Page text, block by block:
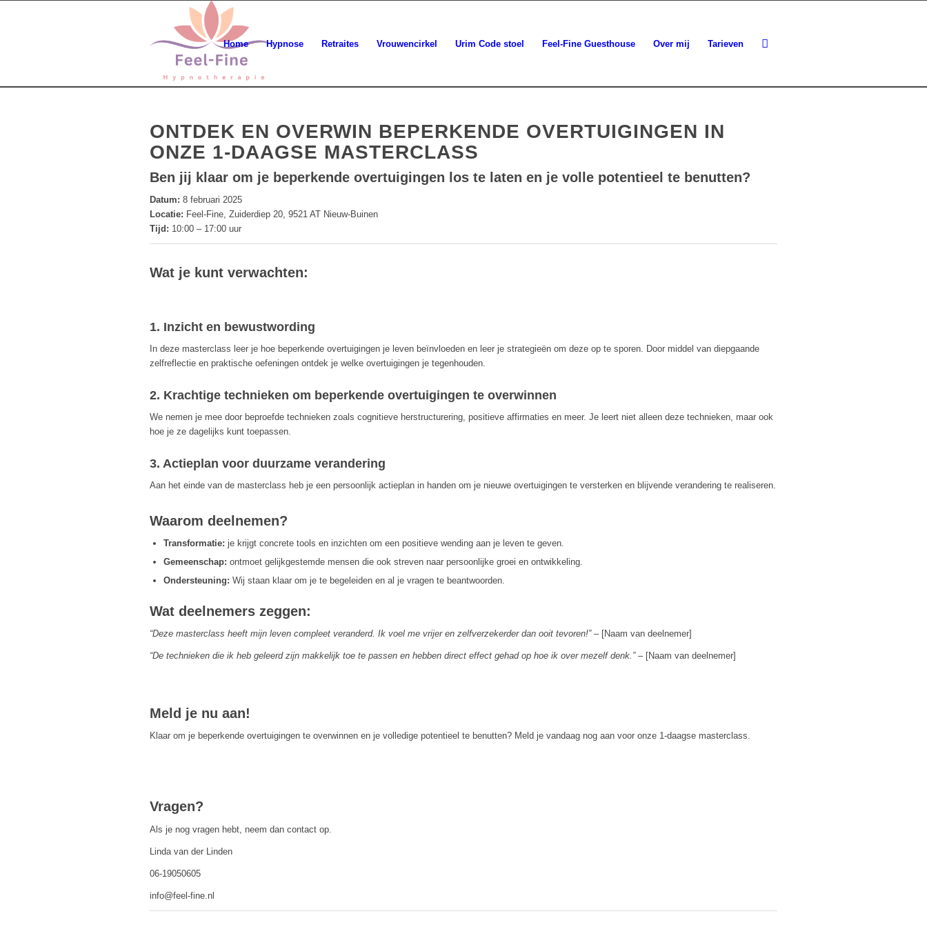
Home Hypnose Retraites Vrouwencirkel Urim Code stoel Feel-Fine Guesthouse Over mij Tarieven
ONTDEK EN OVERWIN BEPERKENDE OVERTUIGINGEN IN
ONZE 1-DAAGSE MASTERCLASS
Ben jij klaar om je beperkende overtuigingen los te laten en je volle potentieel te benutten?
Datum: 8 februari 2025
Locatie: Feel-Fine, Zuiderdiep 20, 9521 AT Nieuw-Buinen
Tijd: 10:00 – 17:00 uur
Wat je kunt verwachten:
1. Inzicht en bewustwording
In deze masterclass leer je hoe beperkende overtuigingen je leven beïnvloeden en leer je strategieën om deze op te sporen. Door middel van diepgaande
zelfreflectie en praktische oefeningen ontdek je welke overtuigingen je tegenhouden.
2. Krachtige technieken om beperkende overtuigingen te overwinnen
We nemen je mee door beproefde technieken zoals cognitieve herstructurering, positieve affirmaties en meer. Je leert niet alleen deze technieken, maar ook
hoe je ze dagelijks kunt toepassen.
3. Actieplan voor duurzame verandering
Aan het einde van de masterclass heb je een persoonlijk actieplan in handen om je nieuwe overtuigingen te versterken en blijvende verandering te realiseren.
Waarom deelnemen?
Transformatie: je krijgt concrete tools en inzichten om een positieve wending aan je leven te geven.
Gemeenschap: ontmoet gelijkgestemde mensen die ook streven naar persoonlijke groei en ontwikkeling.
Ondersteuning: Wij staan klaar om je te begeleiden en al je vragen te beantwoorden.
Wat deelnemers zeggen:
“Deze masterclass heeft mijn leven compleet veranderd. Ik voel me vrijer en zelfverzekerder dan ooit tevoren!”– [Naam van deelnemer]
“De technieken die ik heb geleerd zijn makkelijk toe te passen en hebben direct effect gehad op hoe ik over mezelf denk.”– [Naam van deelnemer]
Meld je nu aan!
Klaar om je beperkende overtuigingen te overwinnen en je volledige potentieel te benutten? Meld je vandaag nog aan voor onze 1-daagse masterclass.
Vragen?
Als je nog vragen hebt, neem dan contact op.
Linda van der Linden
06-19050605
info@feel-fine.nl